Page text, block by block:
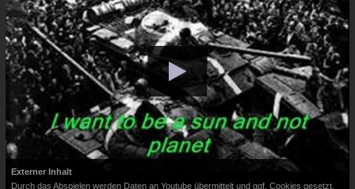
Externer Inhalt
Durch das Abspielen werden Daten an Youtube übermittelt und ggf. Cookies gesetzt.